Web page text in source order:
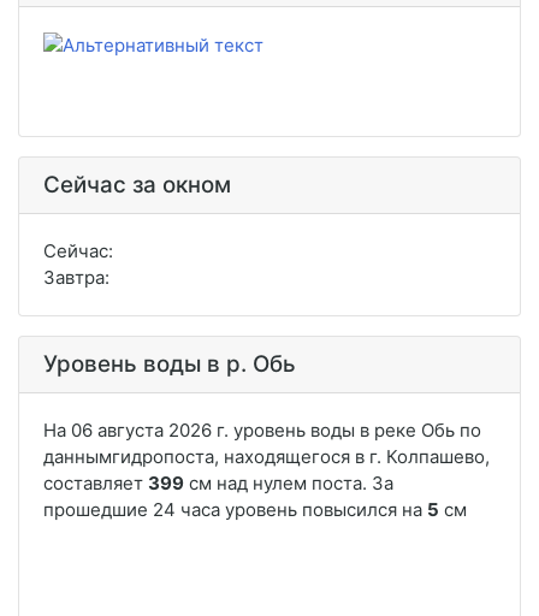
Сейчас за окном
Сейчас:
Завтра:
Уровень воды в р. Обь